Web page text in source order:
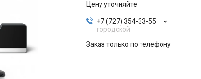
Цену уточняйте
+7 (727) 354-33-55
городской
Заказ только по телефону